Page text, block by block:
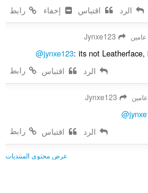
إخفاء
رابط الرد اقتباس
عامين
@jynxe123: its not Leatherface,
رابط
الرد اقتباس
رابط
الرد اقتباس
عرض محتوى المنتديات